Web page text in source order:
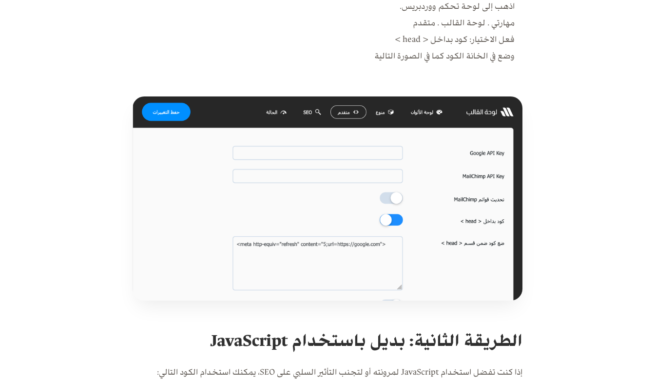
اذهب إلى لوحة تحكم ووردبريس.
مهارتي . لوحة القالب . متقدم
فعل الاختيار: كود بداخل < head >
وضع في الخانة الكود كما في الصورة التالية
الطريقة الثانية: بديل باستخدام JavaScript
إذا كنت تفضل استخدام JavaScript لمرونته أو لتجنب التأثير السلبي على SEO، يمكنك استخدام الكود التالي: